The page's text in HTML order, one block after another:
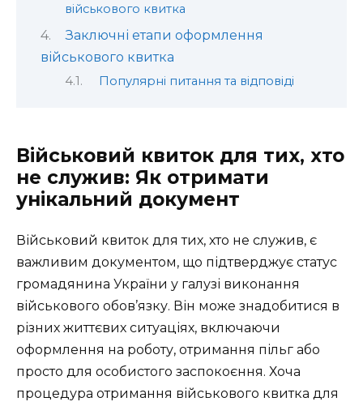
військового квитка
Заключні етапи оформлення
військового квитка
Популярні питання та відповіді
Військовий квиток для тих, хто
не служив: Як отримати
унікальний документ
Військовий квиток для тих, хто не служив, є
важливим документом, що підтверджує статус
громадянина України у галузі виконання
військового обов’язку. Він може знадобитися в
різних життєвих ситуаціях, включаючи
оформлення на роботу, отримання пільг або
просто для особистого заспокоєння. Хоча
процедура отримання військового квитка для